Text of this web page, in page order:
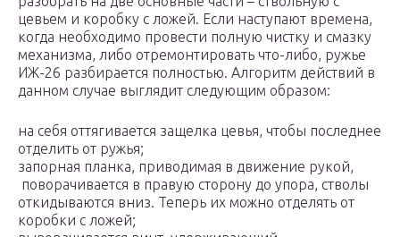
цевьем и коробку с ложей. Если наступают времена,
когда необходимо провести полную чистку и смазку
механизма, либо отремонтировать что-либо, ружье
ИЖ-26 разбирается полностью. Алгоритм действий в
данном случае выглядит следующим образом:
на себя оттягивается защелка цевья, чтобы последнее
отделить от ружья;
запорная планка, приводимая в движение рукой,
поворачивается в правую сторону до упора, стволы
откидываются вниз. Теперь их можно отделять от
коробки с ложей;